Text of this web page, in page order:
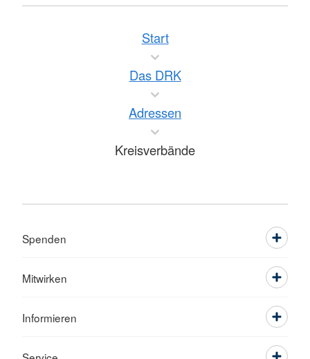
Start
Das DRK
Adressen
Kreisverbände
Spenden
Mitwirken
Informieren